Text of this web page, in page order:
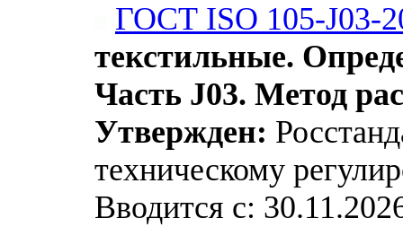
ГОСТ ISO 105-J03-
текстильные.
Часть J03. Метод
Утвержден:
техническому
Вводится с: